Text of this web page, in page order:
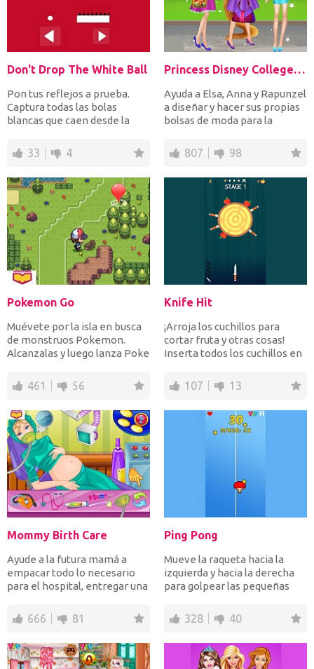
Don't Drop The White Ball
Pon tus reflejos a prueba.
Captura todas las bolas
blancas que caen desde la
33 4
Princess Disney College Bag
Ayuda a Elsa, Anna y Rapunzel
a diseñar y hacer sus propias
bolsas de moda para la
807 98
Pokemon Go
Muévete por la isla en busca
de monstruos Pokemon.
Alcanzalas y luego lanza Poke
461 56
Knife Hit
¡Arroja los cuchillos para
cortar fruta y otras cosas!
Inserta todos los cuchillos en
107 13
Mommy Birth Care
Ayude a la futura mamá a
empacar todo lo necesario
para el hospital, entregar una
666 81
Ping Pong
Mueve la raqueta hacia la
izquierda y hacia la derecha
para golpear las pequeñas
328 40